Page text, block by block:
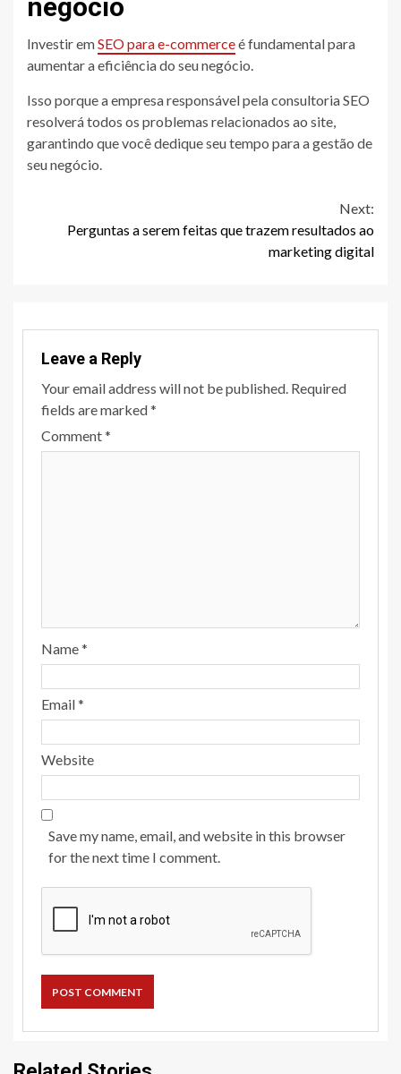
negócio
Investir emSEO para e-commerceé fundamental para
aumentar a eficiência do seu negócio.
Isso porque a empresa responsável pela consultoria SEO
resolverá todos os problemas relacionados ao site,
garantindo que você dedique seu tempo para a gestão de
seu negócio.
Next:
Perguntas a serem feitas que trazem resultados ao
marketing digital
Leave a Reply
Your email address will not be published. Required
fields are marked*
Comment*
Name*
Email*
Website
Save my name, email, and website in this browser
for the next time I comment.